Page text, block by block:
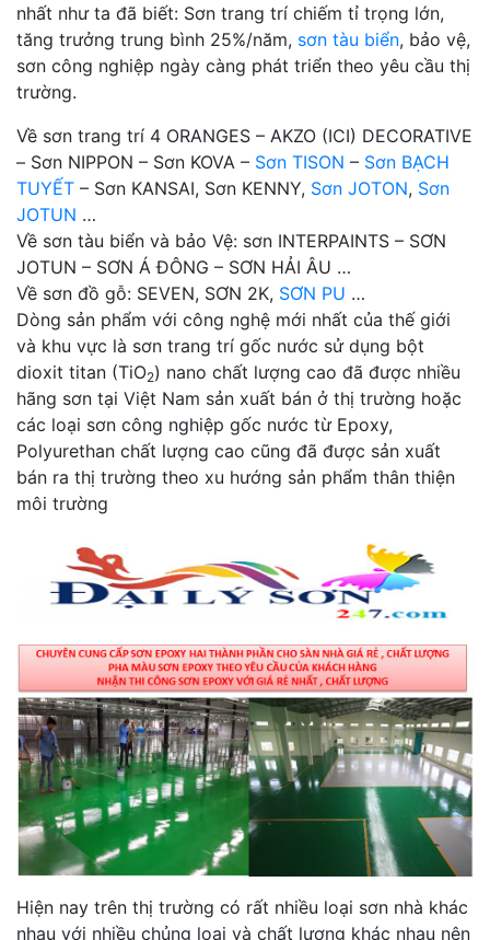
nhất như ta đã biết: Sơn trang trí chiếm tỉ trọng lớn,
tăng trưởng trung bình 25%/năm, sơn tàu biển, bảo vệ,
sơn công nghiệp ngày càng phát triển theo yêu cầu thị
trường.
Về sơn trang trí 4 ORANGES – AKZO (ICI) DECORATIVE
– Sơn NIPPON – Sơn KOVA – Sơn TISON – Sơn BẠCH
TUYẾT – Sơn KANSAI, Sơn KENNY, Sơn JOTON, Sơn
JOTUN …
Về sơn tàu biển và bảo Vệ: sơn INTERPAINTS – SƠN
JOTUN – SƠN Á ĐÔNG – SƠN HẢI ÂU …
Về sơn đồ gỗ: SEVEN, SƠN 2K, SƠN PU …
Dòng sản phẩm với công nghệ mới nhất của thế giới
và khu vực là sơn trang trí gốc nước sử dụng bột
dioxit titan (TiO2) nano chất lượng cao đã được nhiều
hãng sơn tại Việt Nam sản xuất bán ở thị trường hoặc
các loại sơn công nghiệp gốc nước từ Epoxy,
Polyurethan chất lượng cao cũng đã được sản xuất
bán ra thị trường theo xu hướng sản phẩm thân thiện
môi trường
Hiện nay trên thị trường có rất nhiều loại sơn nhà khác
nhau với nhiều chủng loại và chất lượng khác nhau nên